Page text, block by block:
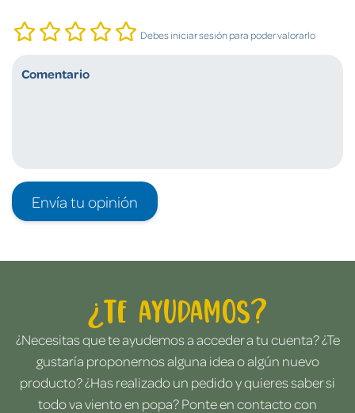
Debes iniciar sesión para poder valorarlo
Envía tu opinión
¿Te ayudamos?
¿Necesitas que te ayudemos a acceder a tu cuenta? ¿Te
gustaría proponernos alguna idea o algún nuevo
producto? ¿Has realizado un pedido y quieres saber si
todo va viento en popa? Ponte en contacto con